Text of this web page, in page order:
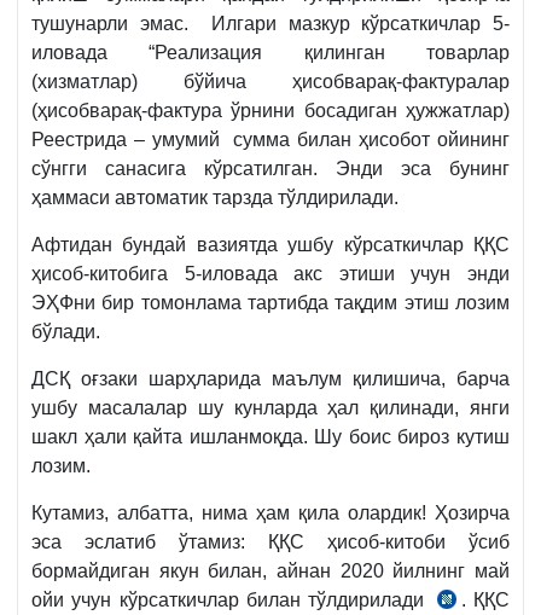
тушунарли эмас. Илгари мазкур кўрсаткичлар 5-
иловада “Реализация қилинган товарлар
(хизматлар) бўйича ҳисобварақ-фактуралар
(ҳисобварақ-фактура ўрнини босадиган ҳужжатлар)
Реестрида – умумий сумма билан ҳисобот ойининг
сўнгги санасига кўрсатилган. Энди эса бунинг
ҳаммаси автоматик тарзда тўлдирилади.
Афтидан бундай вазиятда ушбу кўрсаткичлар ҚҚС
ҳисоб-китобига 5-иловада акс этиши учун энди
ЭҲФни бир томонлама тартибда тақдим этиш лозим
бўлади.
ДСҚ оғзаки шарҳларида маълум қилишича, барча
ушбу масалалар шу кунларда ҳал қилинади, янги
шакл ҳали қайта ишланмоқда. Шу боис бироз кутиш
лозим.
Кутамиз, албатта, нима ҳам қила олардик! Ҳозирча
эса эслатиб ўтамиз: ҚҚС ҳисоб-китоби ўсиб
бормайдиган якун билан, айнан 2020 йилнинг май
ойи учун кўрсаткичлар билан тўлдирилади
СК
. ҚҚС